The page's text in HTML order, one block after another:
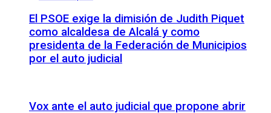
El PSOE exige la dimisión de Judith Piquet
como alcaldesa de Alcalá y como
presidenta de la Federación de Municipios
por el auto judicial
Vox ante el auto judicial que propone abrir